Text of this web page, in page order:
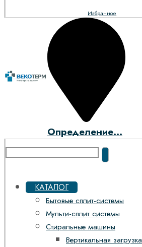
Избранное
Определение...
КАТАЛОГ
Бытовые сплит-системы
Мульти-сплит системы
Стиральные машины
Вертикальная загрузка